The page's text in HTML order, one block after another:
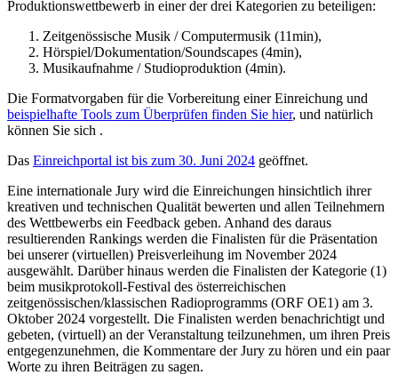
Produktionswettbewerb in einer der drei Kategorien zu beteiligen:
Zeitgenössische Musik / Computermusik (11min),
Hörspiel/Dokumentation/Soundscapes (4min),
Musikaufnahme / Studioproduktion (4min).
Die Formatvorgaben für die Vorbereitung einer Einreichung und
beispielhafte Tools zum Überprüfen finden Sie hier, und natürlich
können Sie sich .
Das Einreichportal ist bis zum 30. Juni 2024 geöffnet.
Eine internationale Jury wird die Einreichungen hinsichtlich ihrer
kreativen und technischen Qualität bewerten und allen Teilnehmern
des Wettbewerbs ein Feedback geben. Anhand des daraus
resultierenden Rankings werden die Finalisten für die Präsentation
bei unserer (virtuellen) Preisverleihung im November 2024
ausgewählt. Darüber hinaus werden die Finalisten der Kategorie (1)
beim musikprotokoll-Festival des österreichischen
zeitgenössischen/klassischen Radioprogramms (ORF OE1) am 3.
Oktober 2024 vorgestellt. Die Finalisten werden benachrichtigt und
gebeten, (virtuell) an der Veranstaltung teilzunehmen, um ihren Preis
entgegenzunehmen, die Kommentare der Jury zu hören und ein paar
Worte zu ihren Beiträgen zu sagen.